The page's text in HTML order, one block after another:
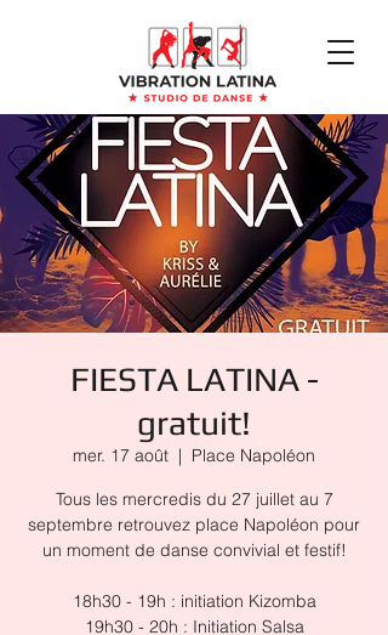
FIESTA LATINA -
gratuit!
mer. 17 août
  |
Place Napoléon
Tous les mercredis du 27 juillet au 7
septembre retrouvez place Napoléon pour
un moment de danse convivial et festif!
18h30 - 19h : initiation Kizomba
19h30 - 20h : Initiation Salsa